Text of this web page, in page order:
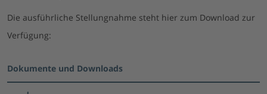
Die ausführliche Stellungnahme steht hier zum Download zur
Verfügung:
Dokumente und Downloads